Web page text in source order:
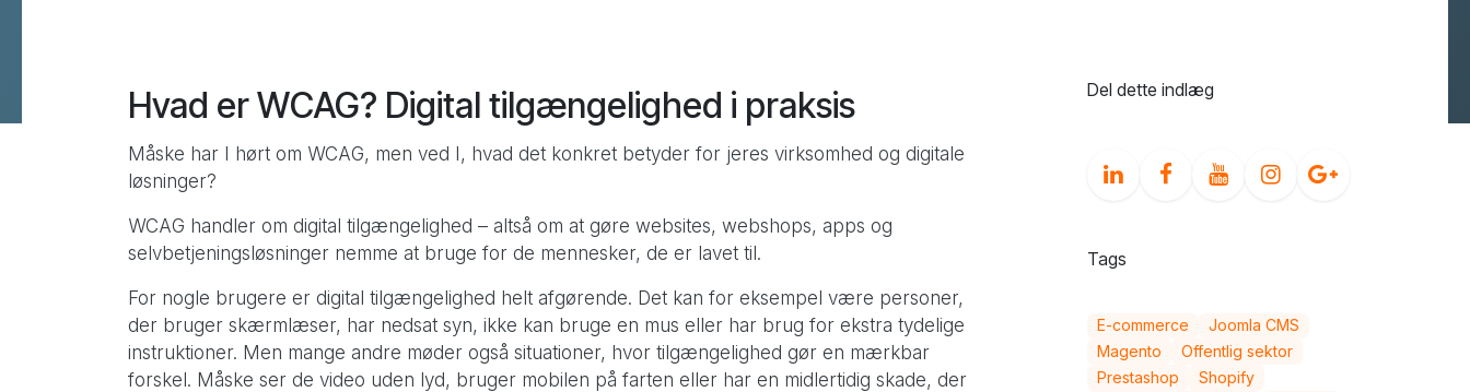
Flere services
Data Warehouse & BI
Webmaster support
Design & kommunikation
SEO
B2B leadgenerering
Hvad er WCAG? Digital tilgængelighed i praksis
Måske har I hørt om WCAG, men ved I, hvad det konkret betyder for jeres virksomhed og digitale
løsninger?
WCAG handler om digital tilgængelighed – altså om at gøre websites, webshops, apps og
selvbetjeningsløsninger nemme at bruge for de mennesker, de er lavet til.
For nogle brugere er digital tilgængelighed helt afgørende. Det kan for eksempel være personer,
der bruger skærmlæser, har nedsat syn, ikke kan bruge en mus eller har brug for ekstra tydelige
instruktioner. Men mange andre møder også situationer, hvor tilgængelighed gør en mærkbar
forskel. Måske ser de video uden lyd, bruger mobilen på farten eller har en midlertidig skade, der
Del dette indlæg
Tags
E-commerce
Joomla CMS
Magento
Offentlig sektor
Prestashop
Shopify